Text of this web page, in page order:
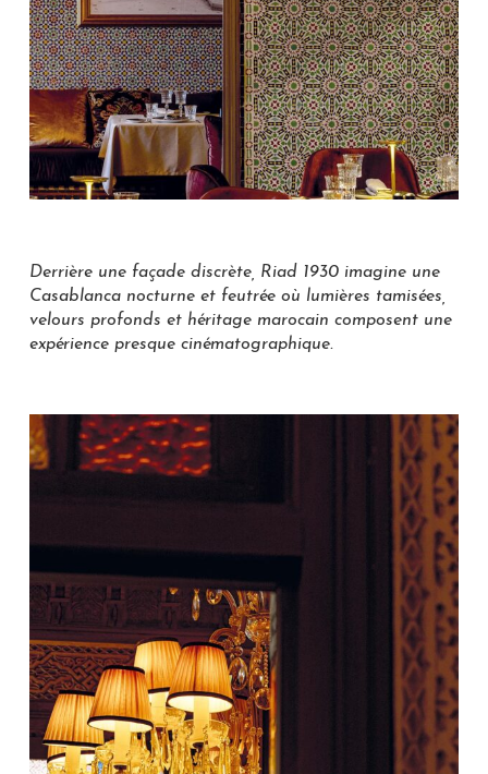
Derrière une façade discrète, Riad 1930 imagine une
Casablanca nocturne et feutrée où lumières tamisées,
velours profonds et héritage marocain composent une
expérience presque cinématographique.